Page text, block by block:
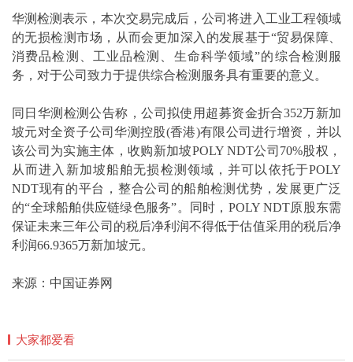
华测检测表示，本次交易完成后，公司将进入工业工程领域
的无损检测市场，从而会更加深入的发展基于“贸易保障、
消费品检测、工业品检测、生命科学领域”的综合检测服
务，对于公司致力于提供综合检测服务具有重要的意义。
同日华测检测公告称，公司拟使用超募资金折合352万新加
坡元对全资子公司华测控股(香港)有限公司进行增资，并以
该公司为实施主体，收购新加坡POLY NDT公司70%股权，
从而进入新加坡船舶无损检测领域，并可以依托于POLY
NDT现有的平台，整合公司的船舶检测优势，发展更广泛
的“全球船舶供应链绿色服务”。同时，POLY NDT原股东需
保证未来三年公司的税后净利润不得低于估值采用的税后净
利润66.9365万新加坡元。
来源：中国证券网
大家都爱看